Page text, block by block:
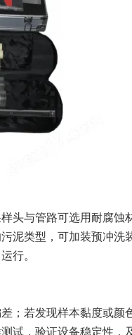
与管路可选用耐腐蚀
泥类型，可加装预冲洗
行。
若发现样本黏度或颜
试，验证设备稳定性，